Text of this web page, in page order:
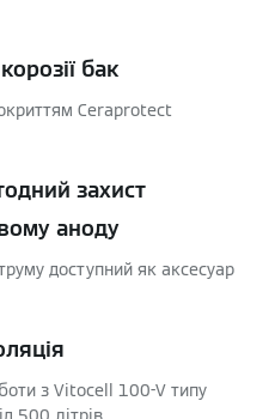
бак
Ceraprotect
захист
аноду
доступний як аксесуар
з Vitocell 100-V типу